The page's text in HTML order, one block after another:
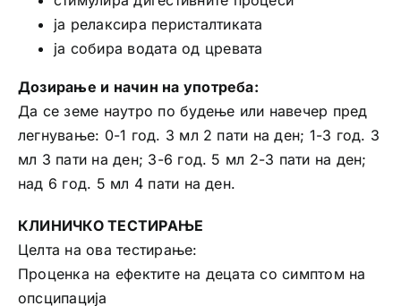
ја релаксира перисталтиката
ја собира водата од цревата
Дозирање и начин на употреба:
Да се земе наутро по будење или навечер пред
легнување: 0-1 год. 3 мл 2 пати на ден; 1-3 год. 3
мл 3 пати на ден; 3-6 год. 5 мл 2-3 пати на ден;
над 6 год. 5 мл 4 пати на ден.
КЛИНИЧКО ТЕСТИРАЊЕ
Целта на ова тестирање:
Проценка на ефектите на децата со симптом на
опсципација